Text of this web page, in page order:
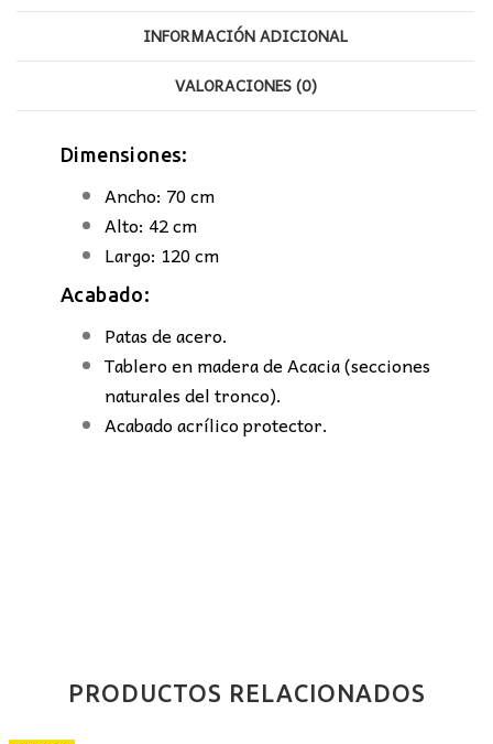
INFORMACIÓN ADICIONAL
VALORACIONES (0)
Dimensiones:
Ancho: 70 cm
Alto: 42 cm
Largo: 120 cm
Acabado:
Patas de acero.
Tablero en madera de Acacia (secciones
naturales del tronco).
Acabado acrílico protector.
PRODUCTOS RELACIONADOS